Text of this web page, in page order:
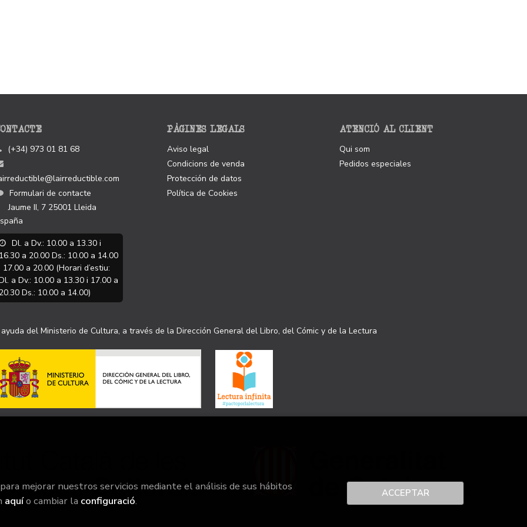
(+34) 973 01 81 68
Formulari de contacte
Jaume II, 7 25001 Lleida
Dl. a Dv.: 10.00 a 13.30 i
a 20.00 Ds.: 10.00 a 14.00
17.00 a 20.00 (Horari d’estiu:
a Dv.: 10.00 a 13.30 i 17.00 a
Ds.: 10.00 a 14.00)
PÀGINES LEGALS
Aviso legal
Condicions de venda
Protección de datos
Política de Cookies
ATENCIÓ AL CLIENT
Qui som
Pedidos especiales
del Ministerio de Cultura, a través de la Dirección General del Libro, del Cómic y de la Lectura
mejorar nuestros servicios mediante el análisis de sus hábitos
aquío cambiar la configuració.
ACCEPTAR